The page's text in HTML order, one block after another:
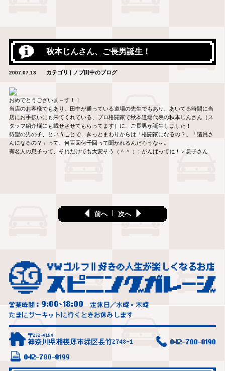
秋本じんさん、ご長男誕生！
2007.07.13 カテゴリ | ノブ田中のブログ
おめでとうございま～す！！
当店のお客様でもあり、田中が通っている道場の先生でもあり、あいてる時間に当
店にお手伝いにも来てくれている、プロ格闘家で秋本道場代表の秋本じんさん（ス
タッフ紹介欄にも載せさせてもらってます）に、ご長男が誕生しました！
待望の男の子、ということで、きっとまわりからは「格闘家になるの？」「議員さ
んになるの？」って、何百回何千回って聞かれるんだろうな～。
有名人の息子って、それだけでも大変そう（＾＾；；がんばってね！＞息子さん
前へ 次へ
営業時間：9:00~18:00定休日／水曜・木曜
たまにサーキットに行くときお休みします
〒252-0154
神奈川県相模原市緑区長竹2748-1 042-780-8198
042-780-8199